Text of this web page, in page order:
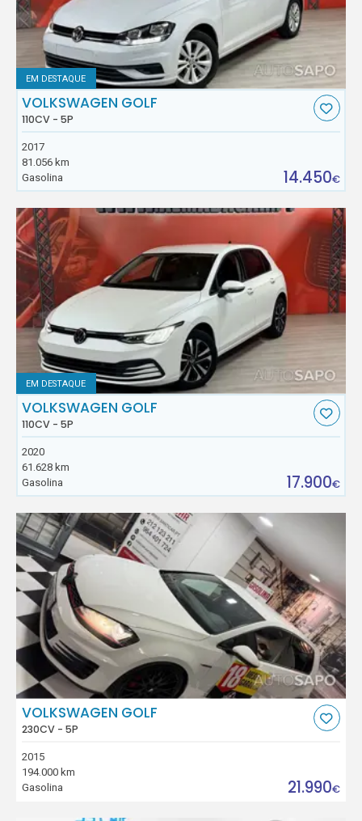
EM DESTAQUE
VOLKSWAGEN GOLF
110CV - 5P
2017
81.056 km
Gasolina
14.450€
EM DESTAQUE
VOLKSWAGEN GOLF
110CV - 5P
2020
61.628 km
Gasolina
17.900€
VOLKSWAGEN GOLF
230CV - 5P
2015
194.000 km
Gasolina
21.990€